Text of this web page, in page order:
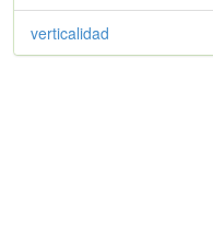
verticalidad